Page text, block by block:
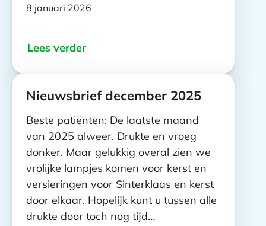
8 januari 2026
Lees verder
Nieuwsbrief december 2025
Beste patiënten: De laatste maand
van 2025 alweer. Drukte en vroeg
donker. Maar gelukkig overal zien we
vrolijke lampjes komen voor kerst en
versieringen voor Sinterklaas en kerst
door elkaar. Hopelijk kunt u tussen alle
drukte door toch nog tijd…